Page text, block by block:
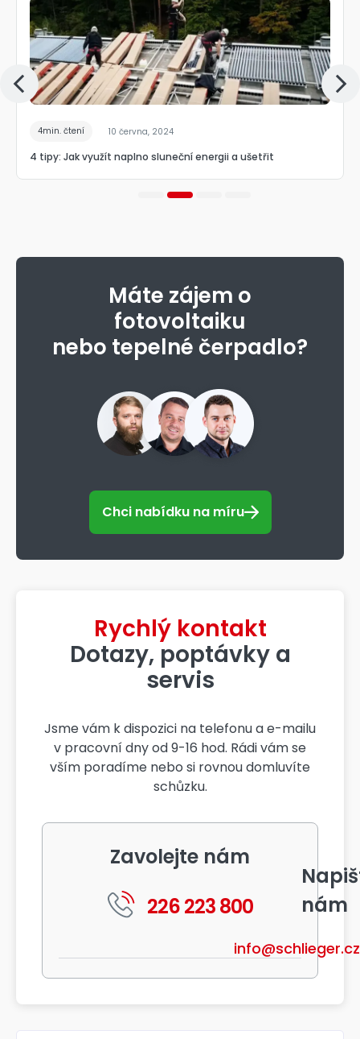
4min. čtení 10 června, 2024
4 tipy: Jak využít naplno sluneční energii a ušetřit
Máte zájem o
fotovoltaiku
nebo tepelné čerpadlo?
Chci nabídku na míru
Rychlý kontakt
Dotazy, poptávky a
servis
Jsme vám k dispozici na telefonu a e-mailu
v pracovní dny od 9-16 hod. Rádi vám se
vším poradíme nebo si rovnou domluvíte
schůzku.
Zavolejte nám
226 223 800
nám
info@schlieger.cz